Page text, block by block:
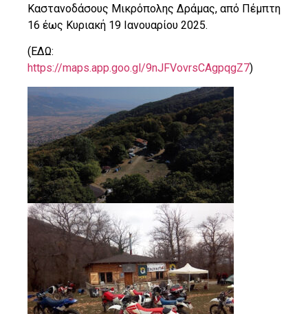
Καστανοδάσους Μικρόπολης Δράμας, από Πέμπτη
16 έως Κυριακή 19 Ιανουαρίου 2025.
(ΕΔΩ:
https://maps.app.goo.gl/9nJFVovrsCAgpqgZ7)